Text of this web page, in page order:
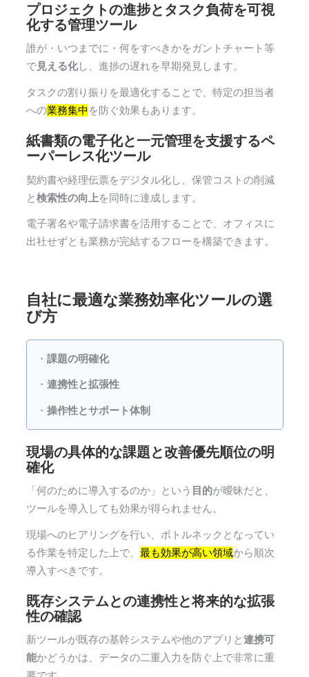
プロジェクトの進捗とタスク負荷を可視
化する管理ツール
誰が・いつまでに・何をすべきかをガントチャート等
で見える化し、進捗の遅れを早期発見します。
タスクの割り振りを最適化することで、特定の担当者
への業務集中 を防ぐ効果もあります。
紙書類の電子化と一元管理を支援するペ
ーパーレス化ツール
契約書や経理伝票をデジタル化し、保管コストの削減
と検索性の向上を同時に達成します。
電子署名や電子請求書を活用することで、オフィスに
出社せずとも業務が完結するフローを構築できます。
自社に最適な業務効率化ツールの選
び方
・ 課題の明確化
・ 連携性と拡張性
・ 操作性とサポート体制
現場の具体的な課題と改善優先順位の明
確化
「何のために導入するのか」という 目的が曖昧だと、
ツールを導入しても効果が得られません。
現場へのヒアリングを行い、ボトルネックとなってい
る作業を特定した上で、 最も効果が高い領域から順次
導入すべきです。
既存システムとの連携性と将来的な拡張
性の確認
新ツールが既存の基幹システムや他のアプリと連携可
能かどうかは、データの二重入力を防ぐ上で非常に重